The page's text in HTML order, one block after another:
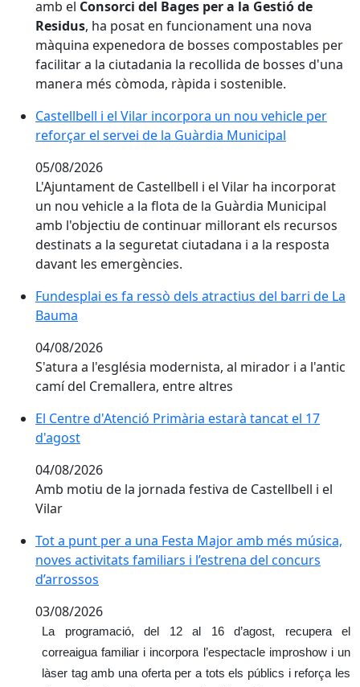
amb el Consorci del Bages per a la Gestió de
Residus, ha posat en funcionament una nova
màquina expenedora de bosses compostables per
facilitar a la ciutadania la recollida de bosses d'una
manera més còmoda, ràpida i sostenible.
Castellbell i el Vilar incorpora un nou vehicle per
Castellbell i el Vilar incorpora un nou vehicle per
reforçar el servei de la Guàrdia Municipal
05/08/2026
L'Ajuntament de Castellbell i el Vilar ha incorporat
un nou vehicle a la flota de la Guàrdia Municipal
amb l'objectiu de continuar millorant els recursos
destinats a la seguretat ciutadana i a la resposta
davant les emergències.
Fundesplai es fa ressò dels atractius del barri de La
Fundesplai es fa ressò dels atractius del barri de La
Bauma
04/08/2026
S'atura a l'església modernista, al mirador i a l'antic
camí del Cremallera, entre altres
El Centre d'Atenció Primària estarà tancat el 17
d'agost
04/08/2026
Amb motiu de la jornada festiva de Castellbell i el
Vilar
Tot a punt per a una Festa Major amb més música,
Tot a punt per a una Festa Major amb més música,
noves activitats familiars i l’estrena del concurs
d’arrossos
03/08/2026
La programació, del 12 al 16 d’agost, recupera el
correaigua familiar i incorpora l’espectacle improshow i un
làser tag amb una oferta per a tots els públics i reforça les